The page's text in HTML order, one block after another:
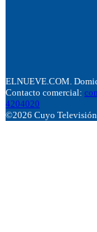
ELNUEVE.COM.
Contacto comercial:
4204020
©2026 Cuyo Televisión